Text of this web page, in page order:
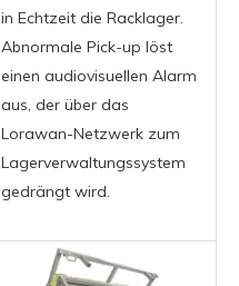
in Echtzeit die Racklager.
Abnormale Pick-up löst
einen audiovisuellen Alarm
aus, der über das
Lorawan-Netzwerk zum
Lagerverwaltungssystem
gedrängt wird.